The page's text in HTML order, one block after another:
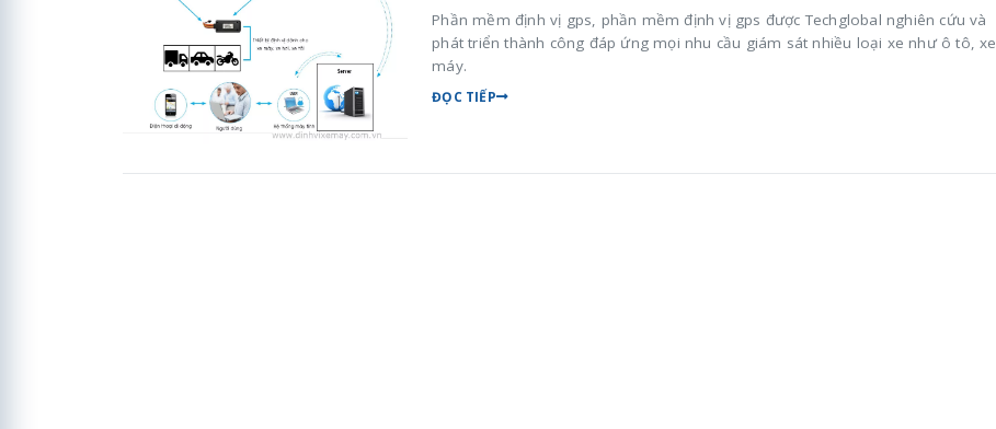
Phần mềm định vị gps, phần mềm định vị gps được Techglobal nghiên cứu và
phát triển thành công đáp ứng mọi nhu cầu giám sát nhiều loại xe như ô tô, xe
máy.
ĐỌC TIẾP